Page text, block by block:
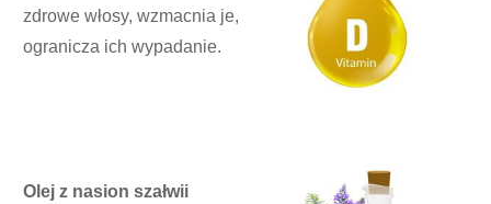
zdrowe włosy, wzmacnia je,
ogranicza ich wypadanie.
Olej z nasion szałwii